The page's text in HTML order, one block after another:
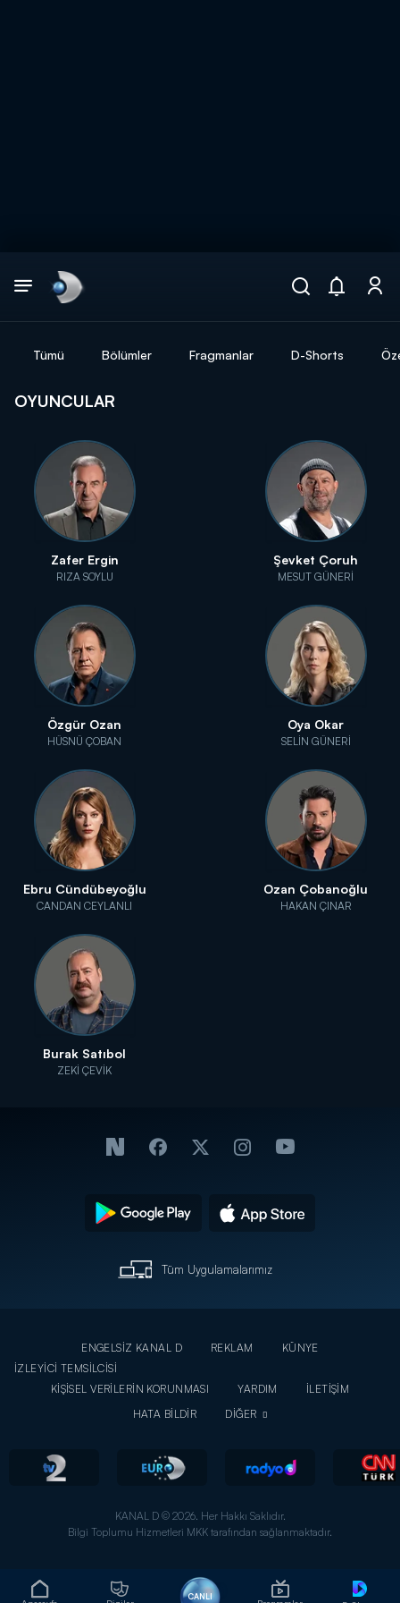
CANLI
DİĞER SONUÇLAR
Tümü Bölümler Fragmanlar D-Shorts
OYUNCULAR
Zafer Ergin
RIZA SOYLU
Şevket Çoruh
MESUT GÜNERİ
Özgür Ozan
HÜSNÜ ÇOBAN
Oya Okar
SELİN GÜNERİ
Ebru Cündübeyoğlu
CANDAN CEYLANLI
Ozan Çobanoğlu
HAKAN ÇINAR
Burak Satıbol
ZEKİ ÇEVİK
Tüm Uygulamalarımız
ENGELSİZ KANAL D REKLAM
KÜNYE
İZLEYİCİ TEMSİLCİSİ
KİŞİSEL VERİLERİN KORUNMASI
YARDIM
İLETİŞİM
HATA BİLDİR
DİĞER
KANAL D © 2026. Her Hakkı Saklıdır.
Bilgi Toplumu Hizmetleri MKK tarafından sağlanmaktadır.